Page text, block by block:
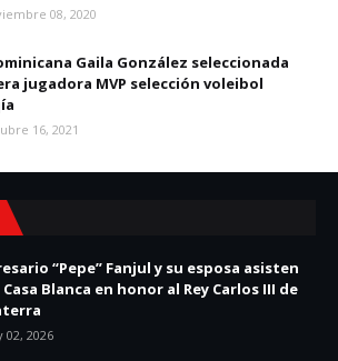
08, 2020
Gaila González seleccionada
jugadora MVP selección voleibol
16, 2021
“Pepe” Fanjul y su esposa asisten
Casa Blanca en honor al Rey Carlos III de
02, 2026